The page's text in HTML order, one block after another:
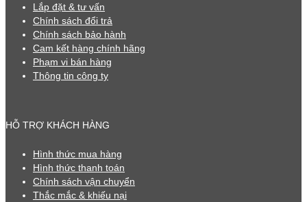
Lắp đặt & tư vấn
Chính sách đổi trả
Chính sách bảo hành
Cam kết hàng chính hãng
Phạm vi bán hàng
Thông tin công ty
HỖ TRỢ KHÁCH HÀNG
Hình thức mua hàng
Hình thức thanh toán
Chính sách vận chuyển
Thắc mắc & khiếu nại